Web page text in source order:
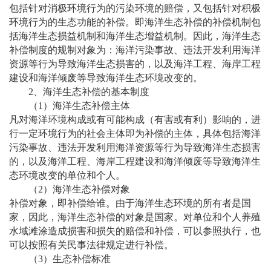
包括针对消极环境行为的污染环境的赔偿，又包括针对积极
环境行为的生态功能的补偿。即海洋生态补偿的补偿机制包
括海洋生态损益机制和海洋生态增益机制。因此，海洋生态
补偿制度的规制对象为：海洋污染事故、违法开发利用海洋
资源等行为导致海洋生态损害的，以及海洋工程、海岸工程
建设和海洋倾废等导致海洋生态环境改变的。
2、海洋生态补偿的基本制度
（1）海洋生态补偿主体
凡对海洋环境构成或有可能构成（有害或有利）影响的，进
行一定环境行为的社会主体即为补偿的主体，具体包括海洋
污染事故、违法开发利用海洋资源等行为导致海洋生态损害
的，以及海洋工程、海岸工程建设和海洋倾废等导致海洋生
态环境改变的单位和个人。
（2）海洋生态补偿对象
补偿对象，即补偿给谁。由于海洋生态环境的所有者是国
家，因此，海洋生态补偿的对象是国家。对单位和个人养殖
水域滩涂造成损害和损失的赔偿和补偿，可以参照执行，也
可以按照有关民事法律规定进行补偿。
（3）生态补偿标准